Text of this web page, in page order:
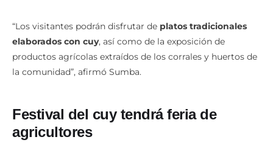
“Los visitantes podrán disfrutar de platos tradicionales
elaborados con cuy, así como de la exposición de
productos agrícolas extraídos de los corrales y huertos de
la comunidad”, afirmó Sumba.
Festival del cuy tendrá feria de
agricultores